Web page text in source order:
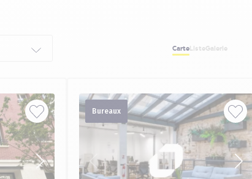
CarteListeGalerie
Bureaux